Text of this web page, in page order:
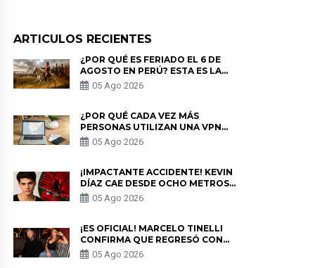
ARTICULOS RECIENTES
¿POR QUÉ ES FERIADO EL 6 DE
AGOSTO EN PERÚ? ESTA ES LA
HISTORIA
05 Ago 2026
¿POR QUÉ CADA VEZ MÁS
PERSONAS UTILIZAN UNA VPN
PARA PROTEGER SU
PRIVACIDAD?
05 Ago 2026
¡IMPACTANTE ACCIDENTE! KEVIN
DÍAZ CAE DESDE OCHO METROS
EN “ESTO ES GUERRA” Y GENERA
PREOCUPACIÓN
05 Ago 2026
¡ES OFICIAL! MARCELO TINELLI
CONFIRMA QUE REGRESÓ CON
MILETT FIGUEROA: “EL AMOR
PUDO MÁS”
05 Ago 2026